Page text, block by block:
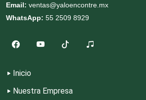
Control de Plagas
Conversiones Automotrices
Email: ventas@yaloencontre.mx
WhatsApp: 55 2509 8929
Inicio
Nuestra Empresa